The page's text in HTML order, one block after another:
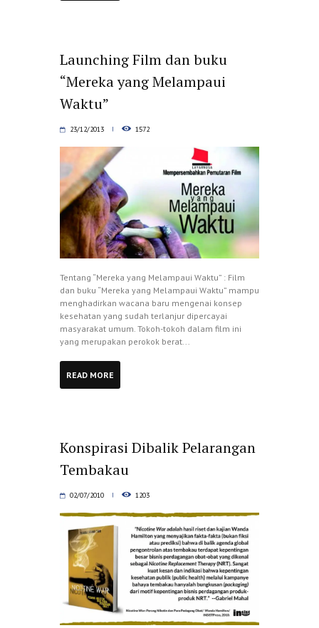
Launching Film dan buku
“Mereka yang Melampaui
Waktu”
23/12/2013 1572
Tentang “Mereka yang Melampaui Waktu” : Film
dan buku “Mereka yang Melampaui Waktu” mampu
menghadirkan wacana baru mengenai konsep
kesehatan yang sudah terlanjur dipercayai
masyarakat umum. Tokoh-tokoh dalam film ini
yang merupakan perokok berat...
READ MORE
Konspirasi Dibalik Pelarangan
Tembakau
02/07/2010 1203